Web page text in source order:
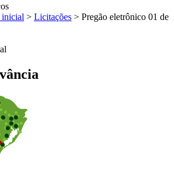
inicial > Licitações > Pregão eletrônico 01 de